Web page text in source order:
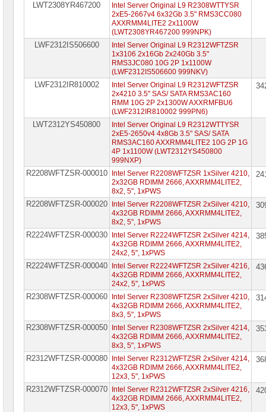
LWT2308YR467200
Intel Server Original L9 R2308WTTYSR
2xE5-2667v4 6x32Gb 3.5" RMS3CC080
AXXRMM4LITE2 2x1100W
(LWT2308YR467200 999NPK)
LWF2312IS506600
Intel Server Original L9 R2312WFTZSR
1x3106 2x16Gb 2x240Gb 3.5"
RMS3JC080 10G 2P 1x1100W
(LWF2312IS506600 999NKV)
LWF2312IR810002
Intel Server Original L9 R2312WFTZSR
2x4210 3.5" SAS/ SATA RMS3AC160
RMM 10G 2P 2x1300W AXXRMFBU6
(LWF2312IR810002 999PN6)
LWT2312YS450800
Intel Server Original L9 R2312WTTYSR
2xE5-2650v4 4x8Gb 3.5" SAS/ SATA
RMS3AC160 AXXRMM4LITE2 10G 2P 1G
4P 1x1100W (LWT2312YS450800
999NXP)
R2208WFTZSR-000010
Intel Server R2208WFTZSR 1xSilver 4210,
2x32GB RDIMM 2666, AXXRMM4LITE2,
8x2, 5", 1xPWS
R2208WFTZSR-000020
Intel Server R2208WFTZSR 2xSilver 4210,
4x32GB RDIMM 2666, AXXRMM4LITE2,
8x2, 5", 1xPWS
R2224WFTZSR-000030
Intel Server R2224WFTZSR 2xSilver 4214,
4x32GB RDIMM 2666, AXXRMM4LITE2,
24x2, 5", 1xPWS
R2224WFTZSR-000040
Intel Server R2224WFTZSR 2xSilver 4216,
4x32GB RDIMM 2666, AXXRMM4LITE2,
24x2, 5", 1xPWS
R2308WFTZSR-000060
Intel Server R2308WFTZSR 2xSilver 4210,
4x32GB RDIMM 2666, AXXRMM4LITE2,
8x3, 5", 1xPWS
R2308WFTZSR-000050
Intel Server R2308WFTZSR 2xSilver 4214,
4x32GB RDIMM 2666, AXXRMM4LITE2,
8x3, 5", 1xPWS
R2312WFTZSR-000080
Intel Server R2312WFTZSR 2xSilver 4214,
4x32GB RDIMM 2666, AXXRMM4LITE2,
12x3, 5", 1xPWS
R2312WFTZSR-000070
Intel Server R2312WFTZSR 2xSilver 4216,
4x32GB RDIMM 2666, AXXRMM4LITE2,
12x3, 5", 1xPWS